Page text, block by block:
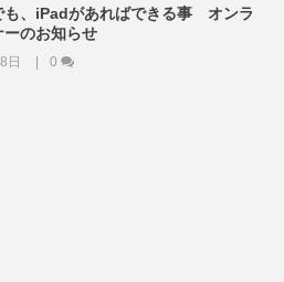
も、iPadがあればできる事 オンラ
ーのお知らせ
日 0